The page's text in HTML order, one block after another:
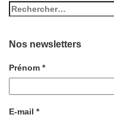
Nos newsletters
Prénom *
E-mail *